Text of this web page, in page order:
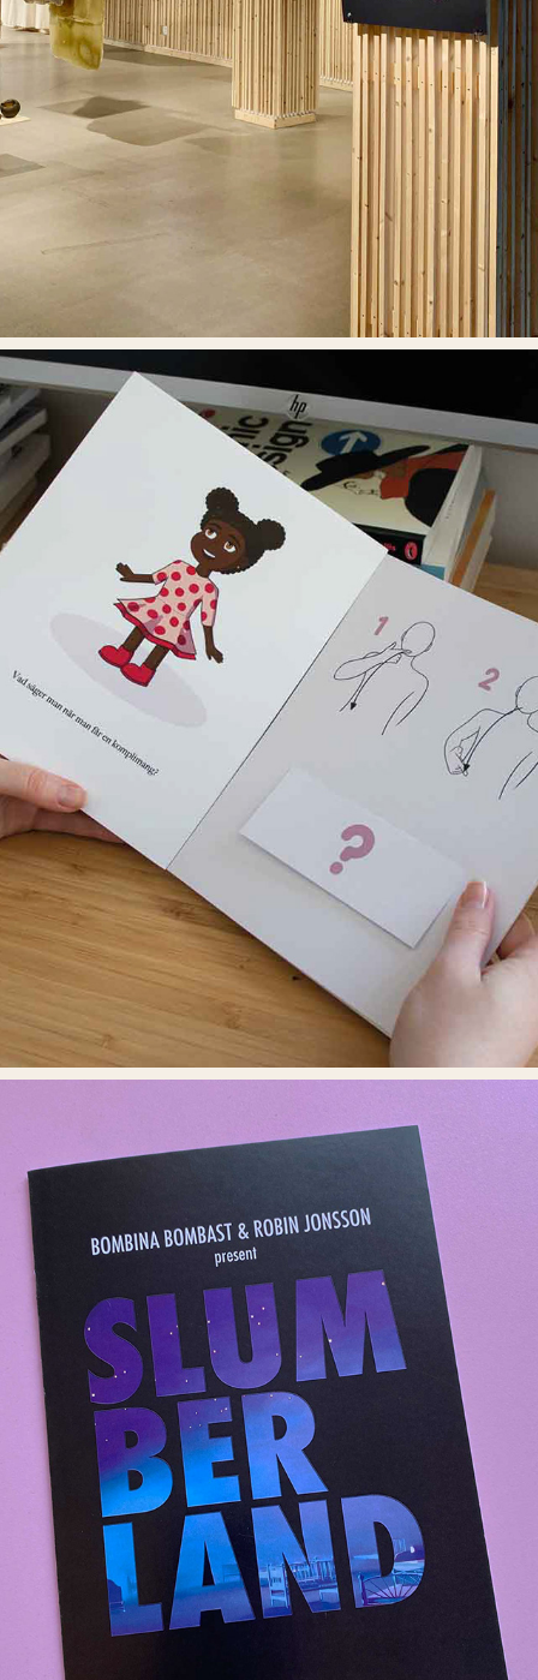
SVARA OCH TECKNA
SLUMBERLAND